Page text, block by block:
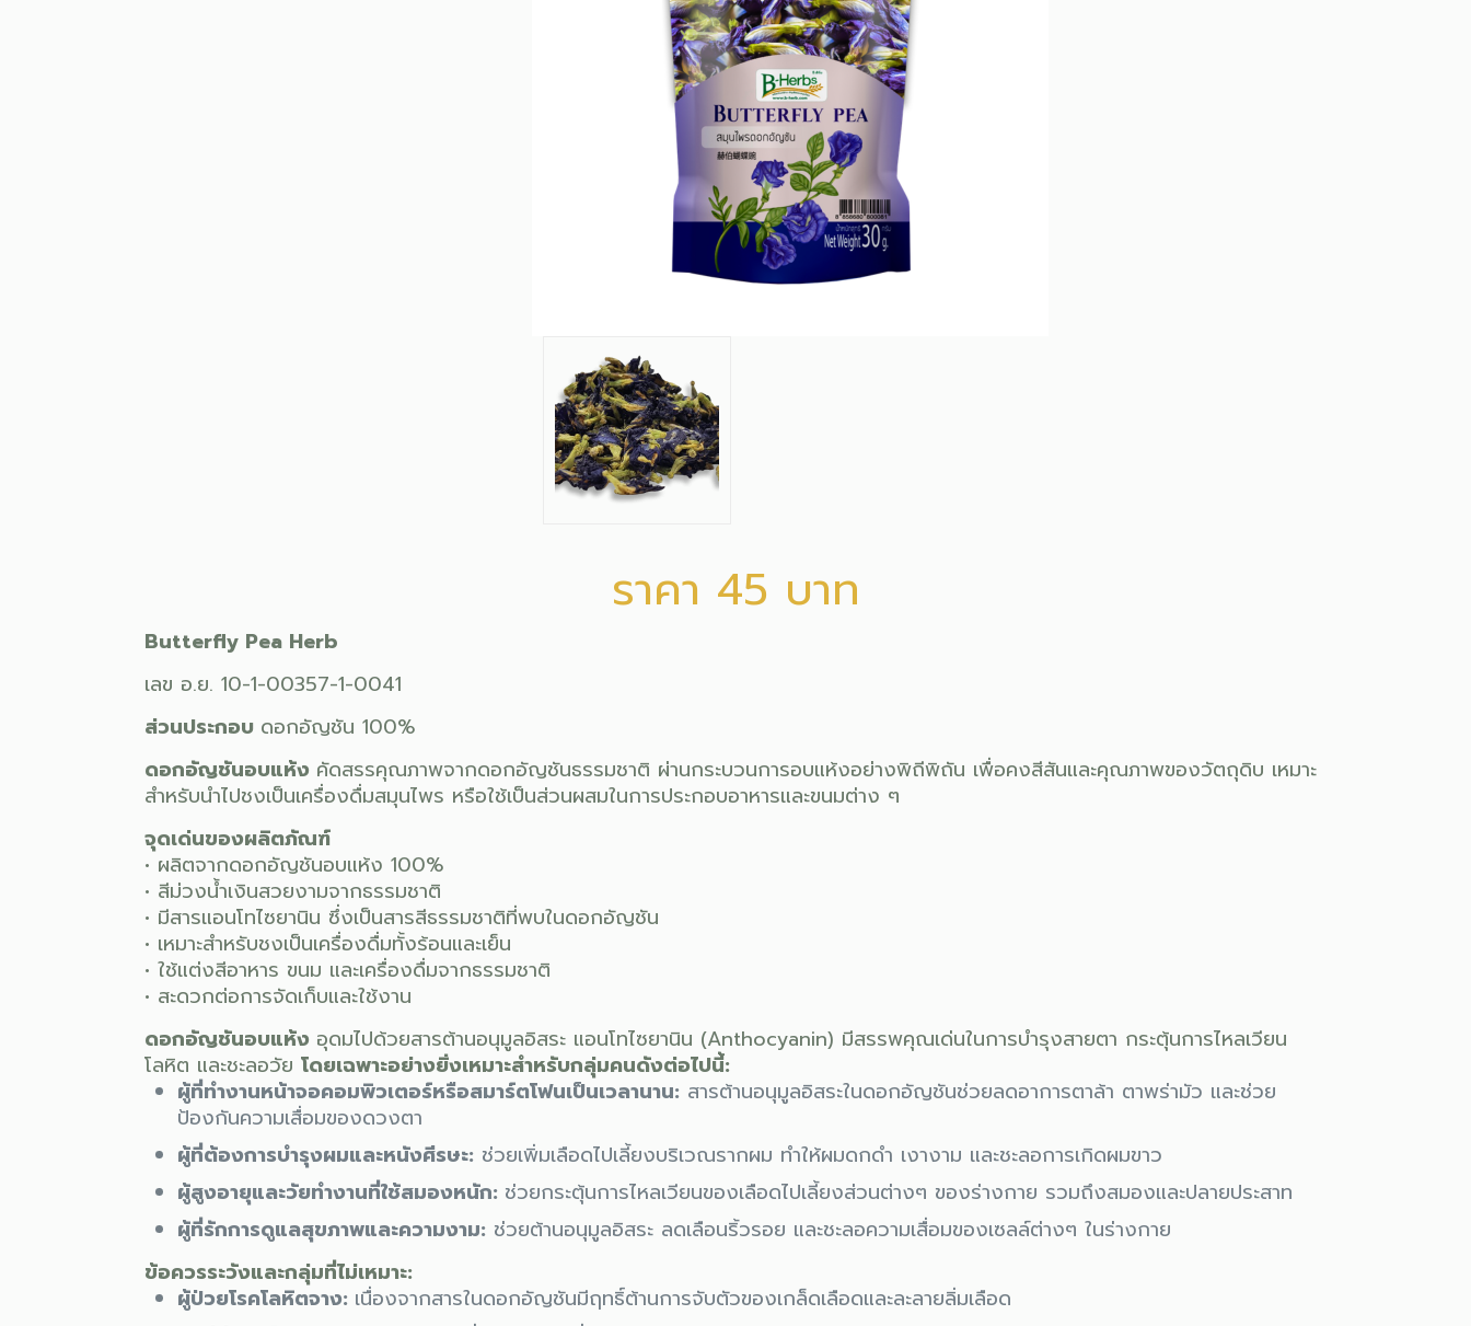
ราคา 45 บาท
Butterfly Pea Herb
เลข อ.ย. 10-1-00357-1-0041
ส่วนประกอบ ดอกอัญชัน 100%
ดอกอัญชันอบแห้ง คัดสรรคุณภาพจากดอกอัญชันธรรมชาติ ผ่านกระบวนการอบแห้งอย่างพิถีพิถัน เพื่อคงสีสันและคุณภาพของวัตถุดิบ เหมาะ
สำหรับนำไปชงเป็นเครื่องดื่มสมุนไพร หรือใช้เป็นส่วนผสมในการประกอบอาหารและขนมต่าง ๆ
จุดเด่นของผลิตภัณฑ์
• ผลิตจากดอกอัญชันอบแห้ง 100%
• สีม่วงน้ำเงินสวยงามจากธรรมชาติ
• มีสารแอนโทไซยานิน ซึ่งเป็นสารสีธรรมชาติที่พบในดอกอัญชัน
• เหมาะสำหรับชงเป็นเครื่องดื่มทั้งร้อนและเย็น
• ใช้แต่งสีอาหาร ขนม และเครื่องดื่มจากธรรมชาติ
• สะดวกต่อการจัดเก็บและใช้งาน
ดอกอัญชันอบแห้ง อุดมไปด้วยสารต้านอนุมูลอิสระ แอนโทไซยานิน (Anthocyanin) มีสรรพคุณเด่นในการบำรุงสายตา กระตุ้นการไหลเวียน
โลหิต และชะลอวัยโดยเฉพาะอย่างยิ่งเหมาะสำหรับกลุ่มคนดังต่อไปนี้:
ผู้ที่ทำงานหน้าจอคอมพิวเตอร์หรือสมาร์ตโฟนเป็นเวลานาน: สารต้านอนุมูลอิสระในดอกอัญชันช่วยลดอาการตาล้า ตาพร่ามัว และช่วย
ป้องกันความเสื่อมของดวงตา
ผู้ที่ต้องการบำรุงผมและหนังศีรษะ: ช่วยเพิ่มเลือดไปเลี้ยงบริเวณรากผม ทำให้ผมดกดำ เงางาม และชะลอการเกิดผมขาว
ผู้สูงอายุและวัยทำงานที่ใช้สมองหนัก: ช่วยกระตุ้นการไหลเวียนของเลือดไปเลี้ยงส่วนต่างๆ ของร่างกาย รวมถึงสมองและปลายประสาท
ผู้ที่รักการดูแลสุขภาพและความงาม: ช่วยต้านอนุมูลอิสระ ลดเลือนริ้วรอย และชะลอความเสื่อมของเซลล์ต่างๆ ในร่างกาย
ข้อควรระวังและกลุ่มที่ไม่เหมาะ:
ผู้ป่วยโรคโลหิตจาง: เนื่องจากสารในดอกอัญชันมีฤทธิ์ต้านการจับตัวของเกล็ดเลือดและละลายลิ่มเลือด